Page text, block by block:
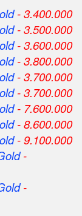
- 3.400.000
- 3.500.000
- 3.600.000
- 3.800.000
- 3.700.000
- 3.700.000
- 7.600.000
- 8.600.000
- 9.100.000
-
-